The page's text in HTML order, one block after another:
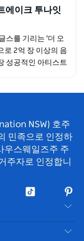
에이크 투나잇
스를 기리는 '더 오
로 2억 장 이상의 음
성공적인 아티스트
NSW) 호주
민족으로 인정하
우스웨일즈주 주
주자로 인정합니
틱
핀
터
레
스